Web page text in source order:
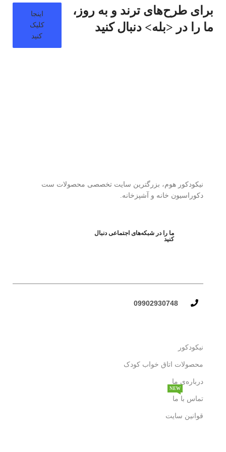
برای طرح‌های ترند و به روز،
ما را در <بله> دنبال کنید
اینجا
کلیک
کنید
نیکودکور هوم، بزرگترین سایت تخصصی محصولات ست
دکوراسیون خانه و آشپزخانه.
ما را در شبکه‌های اجتماعی دنبال
کنید
09902930748​
نیکودکور
محصولات اتاق خواب کودک
درباره‌ی ما
تماس با ما
NEW
قوانین سایت